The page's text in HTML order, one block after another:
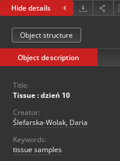
Hide details
Object structure
Object description
Title:
Tissue : dzień 10
Creator:
Ślefarska-Wolak, Daria
Keywords:
tissue samples